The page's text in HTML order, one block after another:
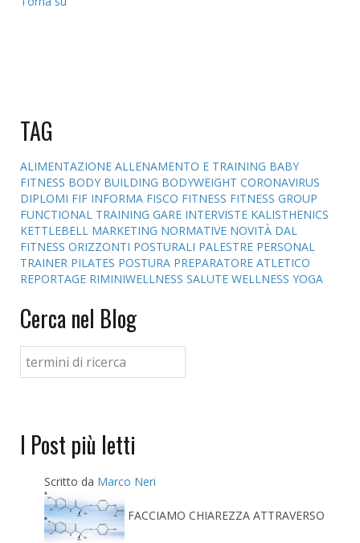
TAG
ALIMENTAZIONE ALLENAMENTO E TRAINING BABY
FITNESS BODY BUILDING BODYWEIGHT CORONAVIRUS
DIPLOMI FIF INFORMA FISCO FITNESS FITNESS GROUP
FUNCTIONAL TRAINING GARE INTERVISTE KALISTHENICS
KETTLEBELL MARKETING NORMATIVE NOVITÀ DAL
FITNESS ORIZZONTI POSTURALI PALESTRE PERSONAL
TRAINER PILATES POSTURA PREPARATORE ATLETICO
REPORTAGE RIMINIWELLNESS SALUTE WELLNESS YOGA
Cerca nel Blog
I Post più letti
Scritto da Marco Neri
FACCIAMO CHIAREZZA ATTRAVERSO